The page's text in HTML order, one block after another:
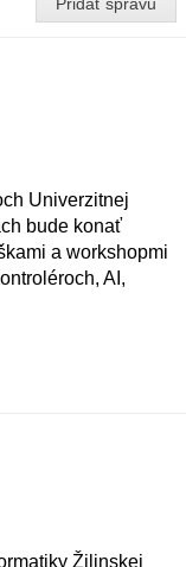
Univerzitnej
bude konať
a workshopmi
AI,
Žilinskej